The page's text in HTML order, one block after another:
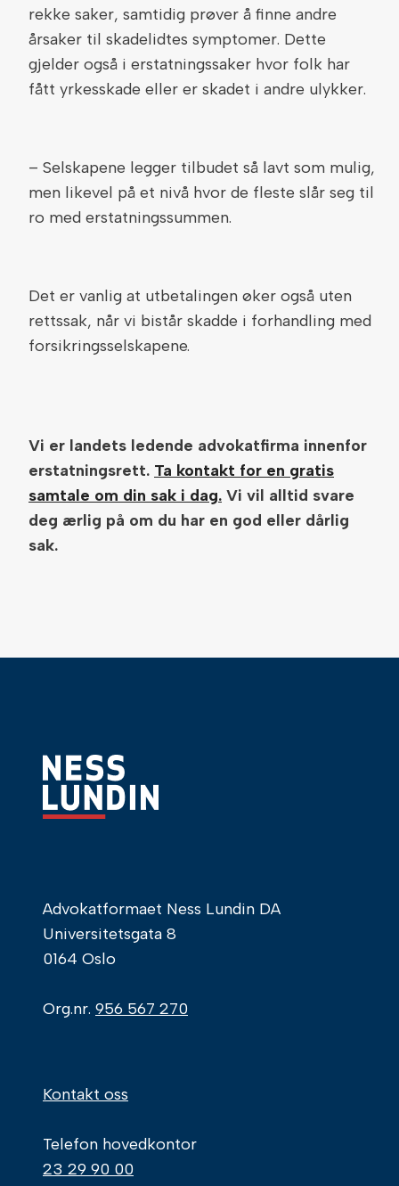
rekke saker, samtidig prøver å finne andre
årsaker til skadelidtes symptomer. Dette
gjelder også i erstatningssaker hvor folk har
fått yrkesskade eller er skadet i andre ulykker.
– Selskapene legger tilbudet så lavt som mulig,
men likevel på et nivå hvor de fleste slår seg til
ro med erstatningssummen.
Det er vanlig at utbetalingen øker også uten
rettssak, når vi bistår skadde i forhandling med
forsikringsselskapene.
Vi er landets ledende advokatfirma innenfor
erstatningsrett. Ta kontakt for en gratis
samtale om din sak i dag. Vi vil alltid svare
deg ærlig på om du har en god eller dårlig
sak.
Advokatformaet Ness Lundin DA
Universitetsgata 8
0164 Oslo
Org.nr. 956 567 270
Kontakt oss
Telefon hovedkontor
23 29 90 00